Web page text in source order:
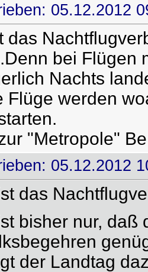
05.12.2012
das
bei Flügen
Nachts
Flüge werden
"Metropole"
05.12.2012
das
bisher nur, daß
der Landtag